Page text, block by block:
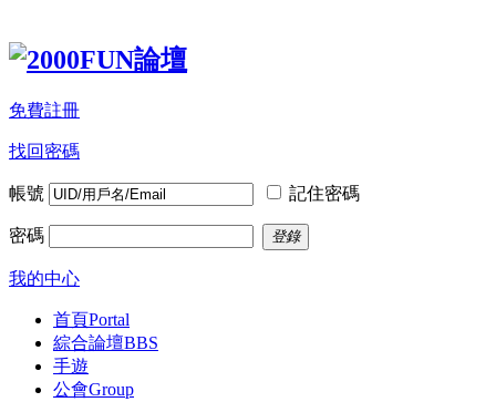
免費註冊
找回密碼
帳號 記住密碼
密碼 登錄
我的中心
首頁Portal
綜合論壇BBS
手遊
公會Group